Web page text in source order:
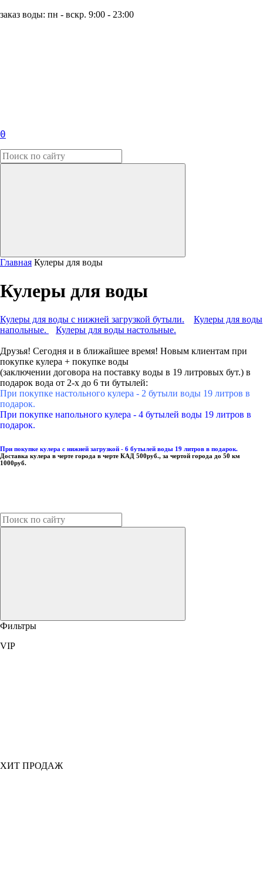
заказ воды: пн - вскр. 9:00 - 23:00
0
Главная Кулеры для воды
Кулеры для воды
Кулеры для воды с нижней загрузкой бутыли.
Кулеры для воды
напольные.
Кулеры для воды настольные.
Друзья! Сегодня и в ближайшее время! Новым клиентам при
покупке кулера + покупке воды
(заключении договора на поставку воды в 19 литровых бут.) в
подарок вода от 2-х до 6 ти бутылей:
При покупке настольного кулера - 2 бутыли воды 19 литров в
подарок.
При покупке напольного кулера - 4 бутылей воды 19 литров в
подарок.
При покупке кулера с нижней загрузкой - 6 бутылей воды 19 литров в подарок.
Доставка кулера в черте города в черте КАД 500руб., за чертой города до 50 км
1000руб.
Фильтры
VIP
ХИТ ПРОДАЖ